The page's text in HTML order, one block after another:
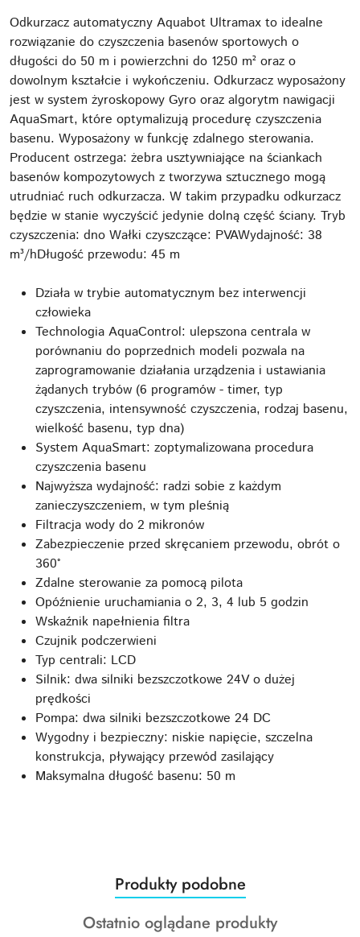
Odkurzacz automatyczny Aquabot Ultramax to idealne
rozwiązanie do czyszczenia basenów sportowych o
długości do 50 m i powierzchni do 1250 m² oraz o
dowolnym kształcie i wykończeniu. Odkurzacz wyposażony
jest w system żyroskopowy Gyro oraz algorytm nawigacji
AquaSmart, które optymalizują procedurę czyszczenia
basenu. Wyposażony w funkcję zdalnego sterowania.
Producent ostrzega: żebra usztywniające na ściankach
basenów kompozytowych z tworzywa sztucznego mogą
utrudniać ruch odkurzacza. W takim przypadku odkurzacz
będzie w stanie wyczyścić jedynie dolną część ściany. Tryb
czyszczenia: dno Wałki czyszczące: PVAWydajność: 38
m³/hDługość przewodu: 45 m
Działa w trybie automatycznym bez interwencji
człowieka
Technologia AquaControl: ulepszona centrala w
porównaniu do poprzednich modeli pozwala na
zaprogramowanie działania urządzenia i ustawiania
żądanych trybów (6 programów - timer, typ
czyszczenia, intensywność czyszczenia, rodzaj basenu,
wielkość basenu, typ dna)
System AquaSmart: zoptymalizowana procedura
czyszczenia basenu
Najwyższa wydajność: radzi sobie z każdym
zanieczyszczeniem, w tym pleśnią
Filtracja wody do 2 mikronów
Zabezpieczenie przed skręcaniem przewodu, obrót o
360°
Zdalne sterowanie za pomocą pilota
Opóźnienie uruchamiania o 2, 3, 4 lub 5 godzin
Wskaźnik napełnienia filtra
Czujnik podczerwieni
Typ centrali: LCD
Silnik: dwa silniki bezszczotkowe 24V o dużej
prędkości
Pompa: dwa silniki bezszczotkowe 24 DC
Wygodny i bezpieczny: niskie napięcie, szczelna
konstrukcja, pływający przewód zasilający
Maksymalna długość basenu: 50 m
Pomiń karuzelę produktów
Produkty
o
statusie:
Produkty podobne
Produkty
Ostatnio oglądane produkty